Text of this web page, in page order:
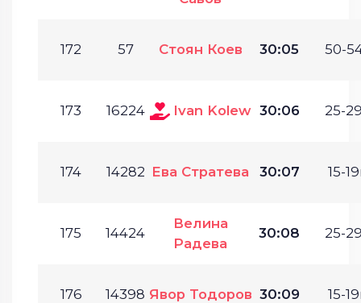
172 57 Стоян Коев 30:05 50-
173 16224 Ivan Kolew 30:06 25-
174 14282 Ева Стратева 30:07 15-
175 14424
Велина
Радева
30:08 25-
176 14398 Явор Тодоров 30:09 15-